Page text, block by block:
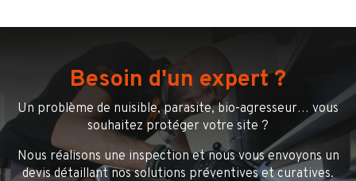
Besoin d'un expert ?
Un problème de nuisible, parasite, bio-agresseur… vous
souhaitez protéger votre site ?
Nous réalisons une inspection et nous vous envoyons un
devis détaillant nos solutions préventives et curatives.